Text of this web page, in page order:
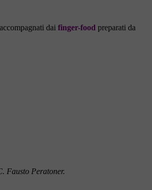
dai finger-food preparati da
Fausto Peratoner.